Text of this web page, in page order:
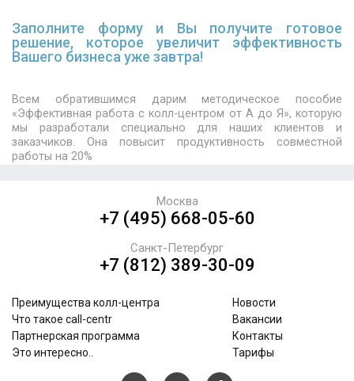
Заполните форму и Вы получите готовое
решение, которое увеличит эффективность
Вашего бизнеса уже завтра!
Всем обратившимся дарим методическое пособие
«Эффективная работа с колл-центром от А до Я», которую
мы разработали специально для наших клиентов и
заказчиков. Она повысит продуктивность совместной
работы на 20%
+7 (495) 668-05-60
Москва
+7 (812) 389-30-09
Санкт-Петербург
Преимущества колл-центра
Что такое call-centr
Партнерская программа
Это интересно..
Новости
Вакансии
Контакты
Тарифы